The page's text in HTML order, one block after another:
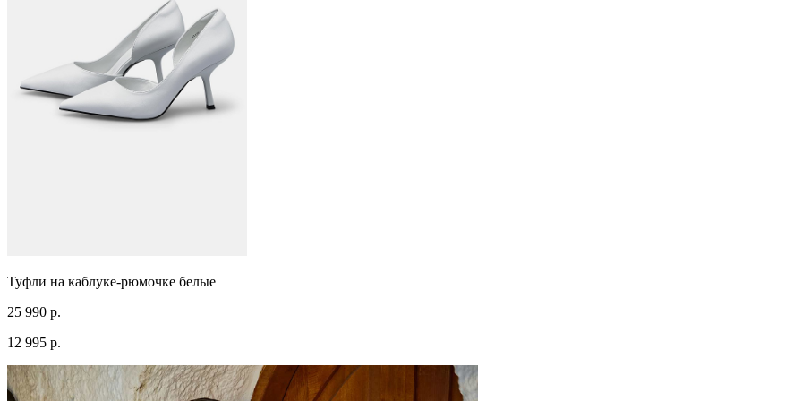
Туфли на каблуке-рюмочке белые
25 990 р.
12 995 р.